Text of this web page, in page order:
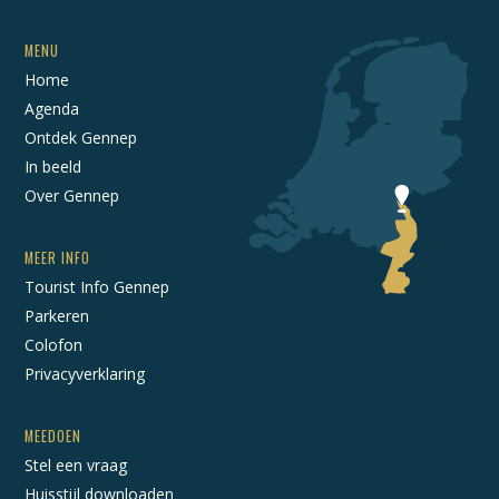
MENU
Home
Agenda
Ontdek Gennep
In beeld
Over Gennep
MEER INFO
Tourist Info Gennep
Parkeren
Colofon
Privacyverklaring
MEEDOEN
Stel een vraag
Huisstijl downloaden